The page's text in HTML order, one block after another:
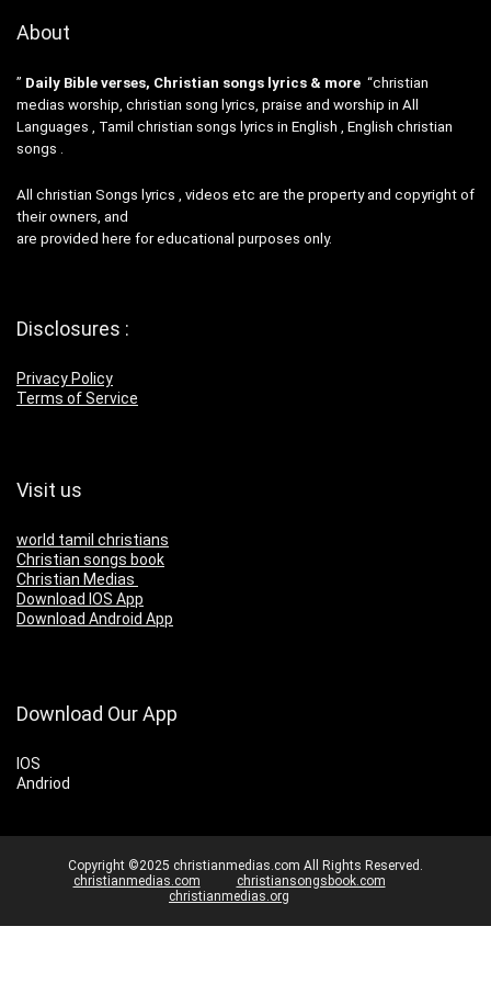
About
” Daily Bible verses, Christian songs lyrics & more “christian
medias worship, christian song lyrics, praise and worship in All
Languages , Tamil christian songs lyrics in English , English christian
songs .
All christian Songs lyrics , videos etc are the property and copyright of
their owners, and
are provided here for educational purposes only.
Disclosures :
Privacy Policy
Terms of Service
Visit us
world tamil christians
Christian songs book
Christian Medias
Download IOS App
Download Android App
Download Our App
IOS
Andriod
Copyright ©2025 christianmedias.com All Rights Reserved.
christianmedias.com
christiansongsbook.com
christianmedias.org